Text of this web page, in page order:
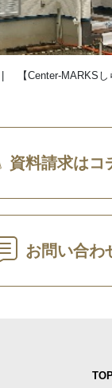
【Center-MARKS
資料請求はコ
お問い合わ